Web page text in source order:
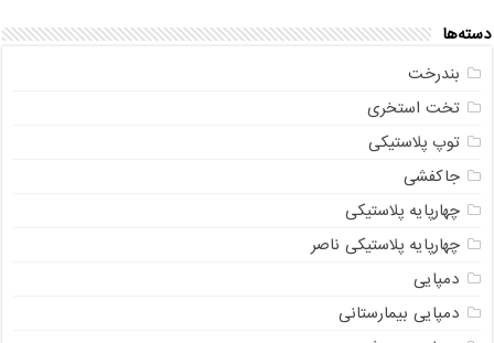
دسته‌ها
بندرخت
تخت استخری
توپ پلاستیکی
جاکفشی
چهارپایه پلاستیکی
چهارپایه پلاستیکی ناصر
دمپایی
دمپایی بیمارستانی